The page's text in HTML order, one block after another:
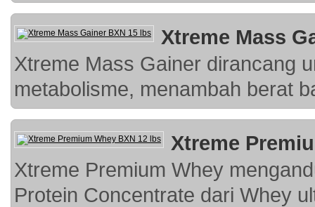
Xtreme Mass
Xtreme Mass Gainer dirancang
metabolisme, menambah berat
Xtreme
Xtreme Premium Whey
Protein Concentrate dari Whey